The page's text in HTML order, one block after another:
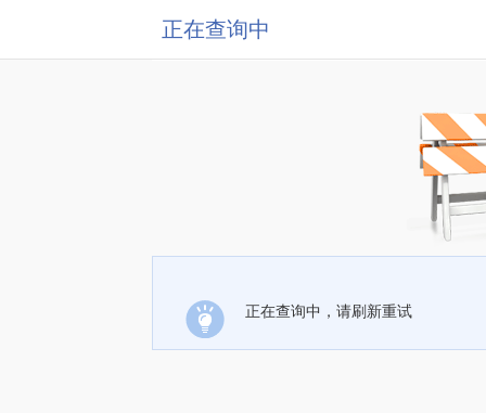
正在查询中
正在查询中，请刷新重试